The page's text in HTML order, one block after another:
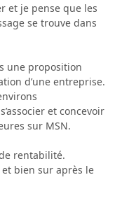
et je pense que les
se trouve dans
une proposition
d’une entreprise.
et concevoir
sur MSN.
rentabilité.
et bien sur après le